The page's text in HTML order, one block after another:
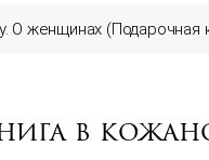
О женщинах (Подарочная
в